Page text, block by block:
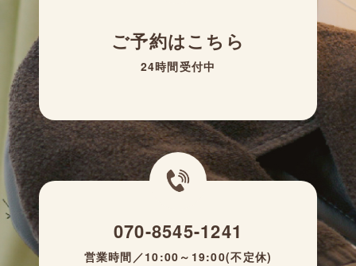
ご予約はこちら
24時間受付中
070-8545-1241
営業時間／10:00～19:00(不定休)